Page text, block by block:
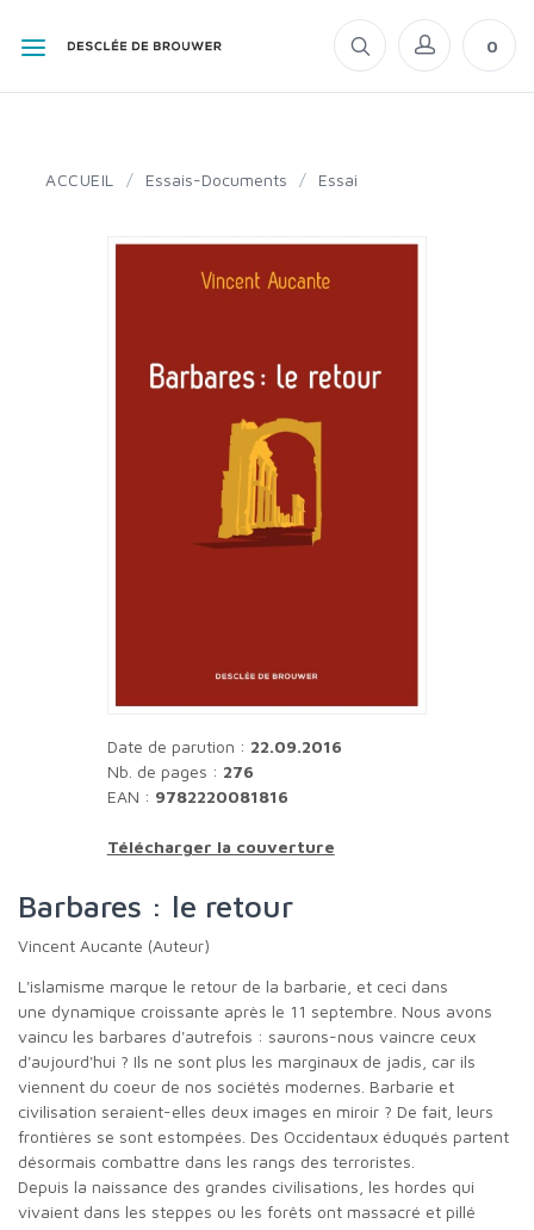
0
ACCUEIL / Essais-Documents / Essai
Date de parution : 22.09.2016
Nb. de pages : 276
EAN : 9782220081816
Télécharger la couverture
Barbares : le retour
Vincent Aucante (Auteur)
L'islamisme marque le retour de la barbarie, et ceci dans
une dynamique croissante après le 11 septembre. Nous avons
vaincu les barbares d'autrefois : saurons-nous vaincre ceux
d'aujourd'hui ? Ils ne sont plus les marginaux de jadis, car ils
viennent du coeur de nos sociétés modernes. Barbarie et
civilisation seraient-elles deux images en miroir ? De fait, leurs
frontières se sont estompées. Des Occidentaux éduqués partent
désormais combattre dans les rangs des terroristes.
Depuis la naissance des grandes civilisations, les hordes qui
vivaient dans les steppes ou les forêts ont massacré et pillé